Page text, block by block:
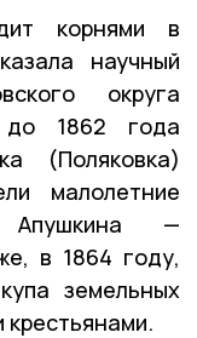
корнями в
научный
округа
до 1862 года
(Поляковка)
малолетние
Апушкина —
в 1864 году,
земельных